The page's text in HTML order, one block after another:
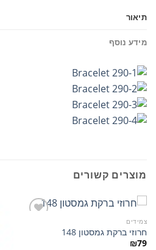
תיאור
מידע נוסף
מוצרים קשורים
צמידים
חרוזי ברקת גמסטון 148
₪79